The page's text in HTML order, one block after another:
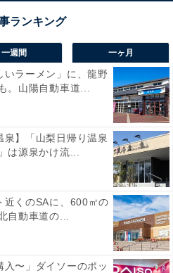
一週間 一ヶ月
いラーメン」に、龍野
。山陽自動車道...
泉】「山梨日帰り温泉
は源泉かけ流...
近くのSAに、600㎡の
自動車道の...
入〜」ダイソーのポッ